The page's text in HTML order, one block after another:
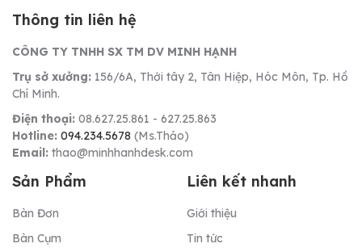
Thông tin liên hệ
CÔNG TY TNHH SX TM DV MINH HẠNH
Trụ sở xưởng: 156/6A, Thới tây 2, Tân Hiệp, Hóc Môn, Tp. Hồ
Chí Minh.
Điện thoại: 08.627.25.861 - 627.25.863
Hotline: 094.234.5678 (Ms.Thảo)
Email: thao@minhhanhdesk.com
Sản Phẩm
Bàn Đơn
Bàn Cụm
Liên kết nhanh
Giới thiệu
Tin tức